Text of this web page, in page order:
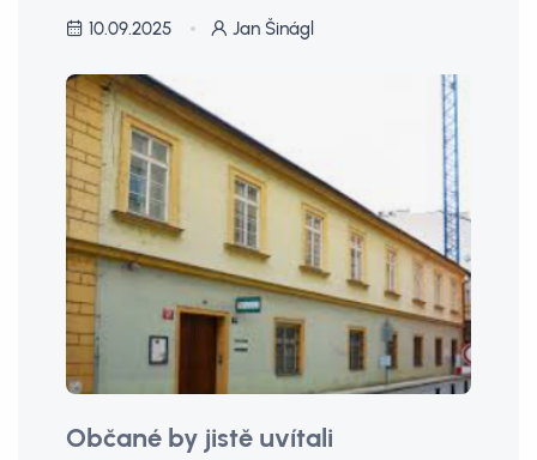
10.09.2025 Jan Šinágl
Občané by jistě uvítali